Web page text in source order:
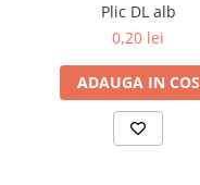
Corectoare
Plic DL alb
0,20 lei
ADAUGA IN COS